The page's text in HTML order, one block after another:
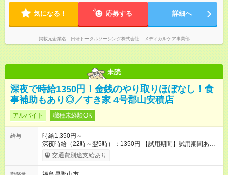
気になる！ 応募する 詳細へ
掲載元企業名 日研トータルソーシング株式会社 メディカルケア事業部
未読
深夜で時給1350円！金銭のやり取りほぼなし！食
事補助もあり◎／すき家 4号郡山安積店
アルバイト 職種未経験OK
給与
時給1,350円～
深夜時給（22時～翌5時）：1350円 【試用期間】試用期間あり
試用期間の長さ：1ヶ月 雇用形態、給与は本採用時と同じです。
試用期間の実態は30日（※条件変更なし）ですが、切り上げで
交通費別途支給あり